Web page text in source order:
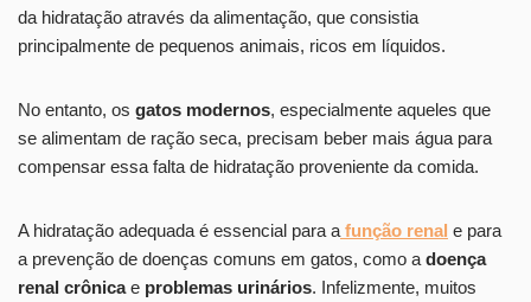
da hidratação através da alimentação, que consistia
principalmente de pequenos animais, ricos em líquidos.
No entanto, os gatos modernos, especialmente aqueles que
se alimentam de ração seca, precisam beber mais água para
compensar essa falta de hidratação proveniente da comida.
A hidratação adequada é essencial para a função renal e para
a prevenção de doenças comuns em gatos, como a doença
renal crônicae problemas urinários. Infelizmente, muitos